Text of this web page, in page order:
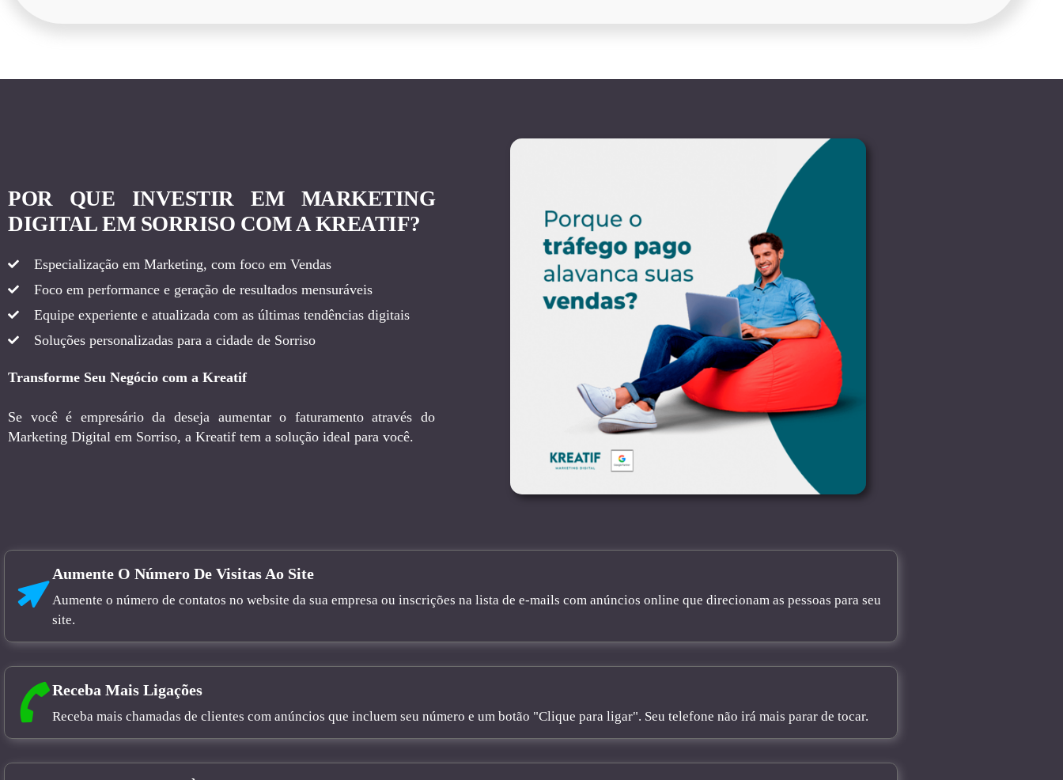
POR QUE INVESTIR EM MARKETING
DIGITAL EM SORRISO COM A KREATIF?
Especialização em Marketing, com foco em Vendas
Foco em performance e geração de resultados mensuráveis
Equipe experiente e atualizada com as últimas tendências digitais
Soluções personalizadas para a cidade de Sorriso
Transforme Seu Negócio com a Kreatif
Se você é empresário da deseja aumentar o faturamento através do
Marketing Digital em Sorriso, a Kreatif tem a solução ideal para você.
Aumente O Número De Visitas Ao Site
Aumente o número de contatos no website da sua empresa ou inscrições na lista de e-mails com anúncios online que direcionam as pessoas para seu
site.
Receba Mais Ligações
Receba mais chamadas de clientes com anúncios que incluem seu número e um botão "Clique para ligar". Seu telefone não irá mais parar de tocar.